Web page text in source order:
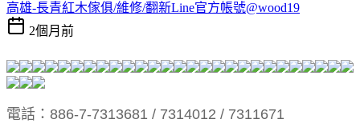
高雄-長青紅木傢俱/維修/翻新Line官方帳號@wood19
2個月前
電話： 886-7-7313681 / 7314012 / 7311671